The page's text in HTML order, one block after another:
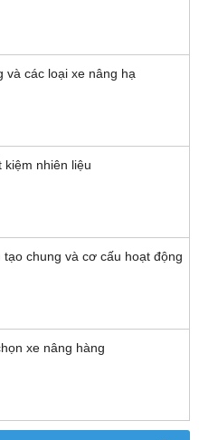
và các loại xe nâng hạ
kiệm nhiên liệu
chung và cơ cấu hoạt động
xe nâng hàng